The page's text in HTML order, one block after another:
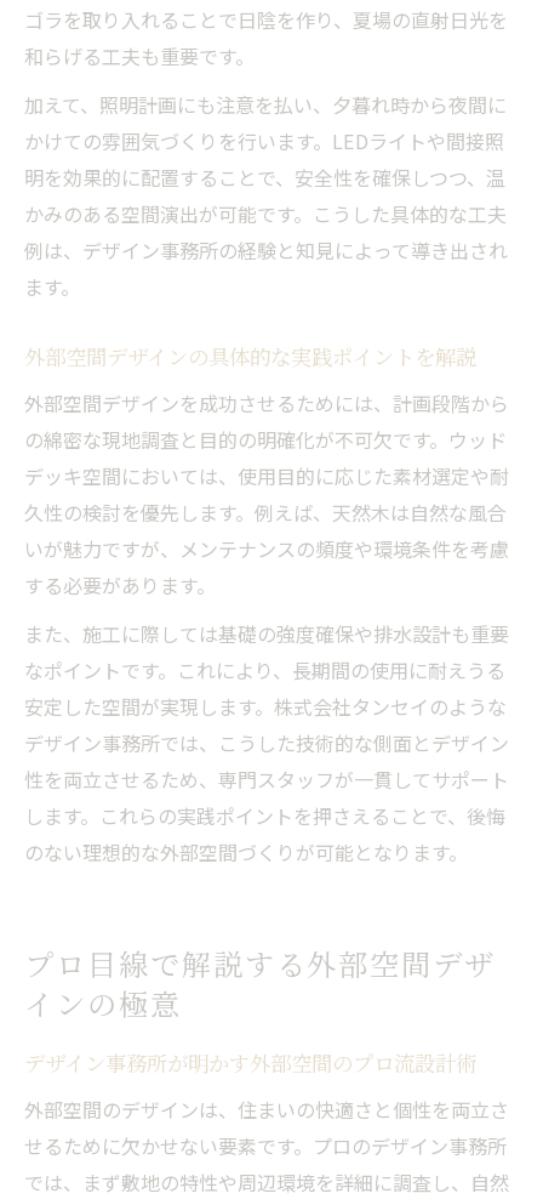
ゴラを取り入れることで日陰を作り、夏場の直射日光を
和らげる工夫も重要です。
加えて、照明計画にも注意を払い、夕暮れ時から夜間に
かけての雰囲気づくりを行います。LEDライトや間接照
明を効果的に配置することで、安全性を確保しつつ、温
かみのある空間演出が可能です。こうした具体的な工夫
例は、デザイン事務所の経験と知見によって導き出され
ます。
外部空間デザインの具体的な実践ポイントを解説
外部空間デザインを成功させるためには、計画段階から
の綿密な現地調査と目的の明確化が不可欠です。ウッド
デッキ空間においては、使用目的に応じた素材選定や耐
久性の検討を優先します。例えば、天然木は自然な風合
いが魅力ですが、メンテナンスの頻度や環境条件を考慮
する必要があります。
また、施工に際しては基礎の強度確保や排水設計も重要
なポイントです。これにより、長期間の使用に耐えうる
安定した空間が実現します。株式会社タンセイのような
デザイン事務所では、こうした技術的な側面とデザイン
性を両立させるため、専門スタッフが一貫してサポート
します。これらの実践ポイントを押さえることで、後悔
のない理想的な外部空間づくりが可能となります。
プロ目線で解説する外部空間デザ
インの極意
デザイン事務所が明かす外部空間のプロ流設計術
外部空間のデザインは、住まいの快適さと個性を両立さ
せるために欠かせない要素です。プロのデザイン事務所
では、まず敷地の特性や周辺環境を詳細に調査し、自然